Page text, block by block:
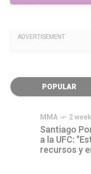
ADVERTISEMENT
POPULAR
MMA 2
Santiago
a la UFC:
recursos y